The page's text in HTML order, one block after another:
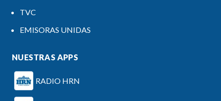
TVC
EMISORAS UNIDAS
NUESTRAS APPS
RADIO HRN